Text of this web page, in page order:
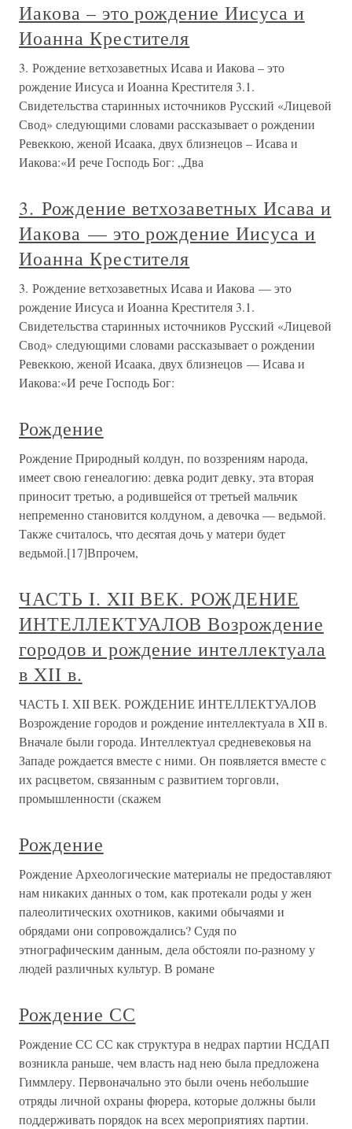
Иакова – это рождение Иисуса и
Иоанна Крестителя
3. Рождение ветхозаветных Исава и Иакова – это
рождение Иисуса и Иоанна Крестителя 3.1.
Свидетельства старинных источников Русский «Лицевой
Свод» следующими словами рассказывает о рождении
Ревеккою, женой Исаака, двух близнецов – Исава и
Иакова:«И рече Господь Бог: „Два
3. Рождение ветхозаветных Исава и
Иакова — это рождение Иисуса и
Иоанна Крестителя
3. Рождение ветхозаветных Исава и Иакова — это
рождение Иисуса и Иоанна Крестителя 3.1.
Свидетельства старинных источников Русский «Лицевой
Свод» следующими словами рассказывает о рождении
Ревеккою, женой Исаака, двух близнецов — Исава и
Иакова:«И рече Господь Бог:
Рождение
Рождение Природный колдун, по воззрениям народа,
имеет свою генеалогию: девка родит девку, эта вторая
приносит третью, а родившейся от третьей мальчик
непременно становится колдуном, а девочка — ведьмой.
Также считалось, что десятая дочь у матери будет
ведьмой.[17]Впрочем,
ЧАСТЬ I. XII ВЕК. РОЖДЕНИЕ
ИНТЕЛЛЕКТУАЛОВ Возрождение
городов и рождение интеллектуала
в XII в.
ЧАСТЬ I. XII ВЕК. РОЖДЕНИЕ ИНТЕЛЛЕКТУАЛОВ
Возрождение городов и рождение интеллектуала в XII в.
Вначале были города. Интеллектуал средневековья на
Западе рождается вместе с ними. Он появляется вместе с
их расцветом, связанным с развитием торговли,
промышленности (скажем
Рождение
Рождение Археологические материалы не предоставляют
нам никаких данных о том, как протекали роды у жен
палеолитических охотников, какими обычаями и
обрядами они сопровождались? Судя по
этнографическим данным, дела обстояли по-разному у
людей различных культур. В романе
Рождение СС
Рождение СС СС как структура в недрах партии НСДАП
возникла раньше, чем власть над нею была предложена
Гиммлеру. Первоначально это были очень небольшие
отряды личной охраны фюрера, которые должны были
поддерживать порядок на всех мероприятиях партии.